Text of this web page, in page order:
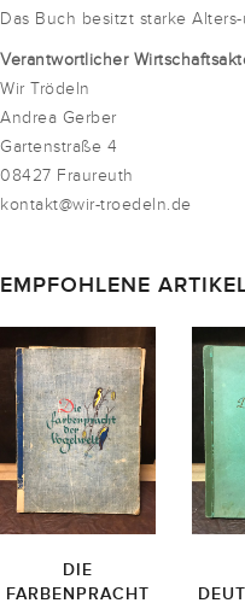
Das Buch besitzt starke
Verantwortlicher
Wir Trödeln
Andrea Gerber
Gartenstraße 4
08427 Fraureuth
kontakt@wir-troedeln.de
EMPFOHLENE
DIE
FARBENPRACHT